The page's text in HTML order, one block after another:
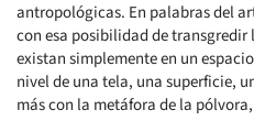
antropológicas. En palabras del
con esa posibilidad de
existan simplemente en un
nivel de una tela, una superficie,
más con la metáfora de la